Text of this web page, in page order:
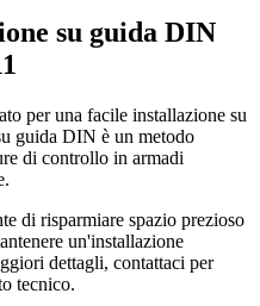
su guida DIN
per una facile installazione su
guida DIN è un metodo
di controllo in armadi
di risparmiare spazio prezioso
un'installazione
dettagli, contattaci per
tecnico.